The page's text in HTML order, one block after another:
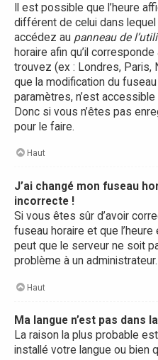
Il est possible que l’heure
différent de celui dans
accédez au panneau de
horaire afin qu’il
trouvez (ex : Londres, Paris,
que la modification du
paramètres, n’est
Donc si vous n’êtes pas
pour le faire.
Haut
J’ai changé mon fuseau
incorrecte !
Si vous êtes sûr d’avoir
fuseau horaire et que
peut que le serveur ne soit
problème à un administrateur.
Haut
Ma langue n’est pas dans
La raison la plus probable
installé votre langue ou bien